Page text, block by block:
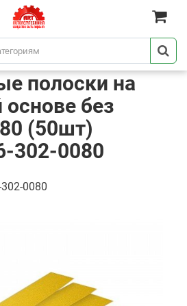
полоски на
без
(50шт)
302-0080
302-0080